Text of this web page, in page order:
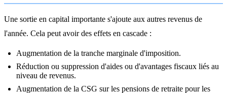
Une sortie en capital importante s'ajoute aux autres revenus de
l'année. Cela peut avoir des effets en cascade :
Augmentation de la tranche marginale d'imposition.
Réduction ou suppression d'aides ou d'avantages fiscaux liés au
niveau de revenus.
Augmentation de la CSG sur les pensions de retraite pour les